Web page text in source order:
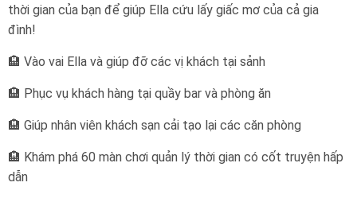
thời gian của bạn để giúp Ella cứu lấy giấc mơ của cả gia
đình!
🏨 Vào vai Ella và giúp đỡ các vị khách tại sảnh
🏨 Phục vụ khách hàng tại quầy bar và phòng ăn
🏨 Giúp nhân viên khách sạn cải tạo lại các căn phòng
🏨 Khám phá 60 màn chơi quản lý thời gian có cốt truyện hấp
dẫn